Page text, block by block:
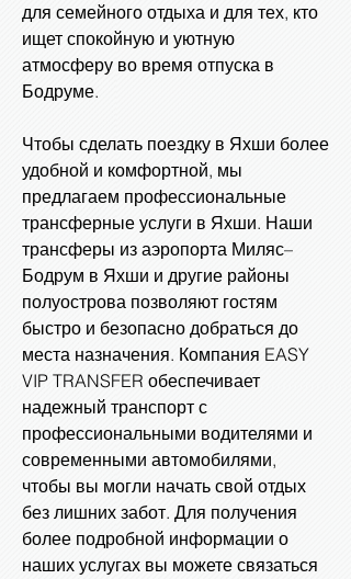
для семейного отдыха и для тех, кто
ищет спокойную и уютную
атмосферу во время отпуска в
Бодруме.
Чтобы сделать поездку в Яхши более
удобной и комфортной, мы
предлагаем профессиональные
трансферные услуги в Яхши. Наши
трансферы из аэропорта Миляс–
Бодрум в Яхши и другие районы
полуострова позволяют гостям
быстро и безопасно добраться до
места назначения. Компания EASY
VIP TRANSFER обеспечивает
надежный транспорт с
профессиональными водителями и
современными автомобилями,
чтобы вы могли начать свой отдых
без лишних забот. Для получения
более подробной информации о
наших услугах вы можете связаться